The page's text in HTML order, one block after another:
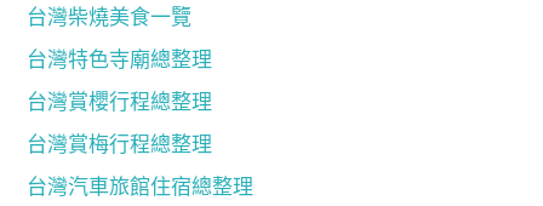
台灣柴燒美食一覽
台灣特色寺廟總整理
台灣賞櫻行程總整理
台灣賞梅行程總整理
台灣汽車旅館住宿總整理